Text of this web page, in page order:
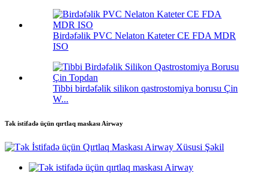
Birdəfəlik PVC Nelaton Kateter CE FDA MDR
ISO
Tibbi birdəfəlik silikon qastrostomiya borusu Çin
W...
Tək istifadə üçün qırtlaq maskası Airway